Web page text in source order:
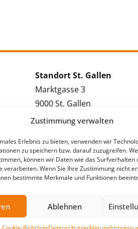
Zustimmung verwalten
Erlebnis zu bieten, verwenden wir
zu speichern bzw. darauf zuzugreifen.
können wir Daten wie das Surfverhalten
verarbeiten. Wenn Sie Ihre Zustimmung nicht
bestimmte Merkmale und Funktionen
Ablehnen
Standort St. Gallen
Marktgasse 3
9000 St. Gallen
Tel.: 071 228 09 09
Bewerbung St. Gallen
Vakanzmeldung St. Gallen